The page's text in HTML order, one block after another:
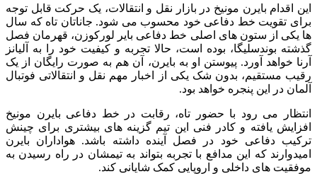
این اقدام بایرن مونیخ در بازار نقل و انتقالات، یک حرکت قابل توجه
برای تقویت خط دفاعی خود محسوب می‌ شود. جاناتان تاه که سال‌
ها یکی از ستون‌ های اصلی خط دفاعی بایر لورکوزن، قهرمان فصل
گذشته بوندسلیگا، بوده است، حالا تجربه و کیفیت خود را به آلیانز
آرنا خواهد آورد. پیوستن او به بایرن، آن هم به صورت رایگان از یک
رقیب مستقیم، بدون شک یکی از اخبار مهم نقل و انتقالاتی فوتبال
آلمان در این پنجره خواهد بود.
انتظار می‌ رود با حضور تاه، رقابت در خط دفاعی بایرن مونیخ
افزایش یافته و کادر فنی این تیم گزینه‌ های بیشتری برای چینش
ترکیب دفاعی خود در فصل آینده داشته باشد. هواداران بایرن
امیدوارند که این مدافع با تجربه بتواند به تیمشان در راه رسیدن به
موفقیت‌ های داخلی و اروپایی کمک شایانی کند.